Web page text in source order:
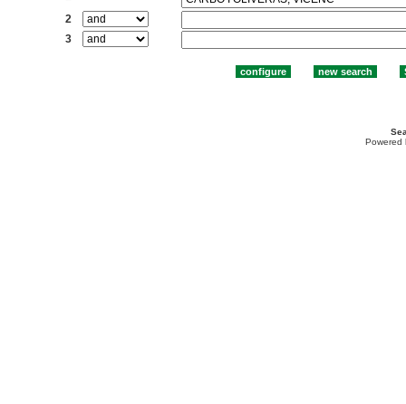
2
3
Powered